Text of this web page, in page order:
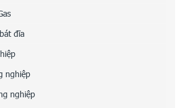
đĩa
nghiệp
nghiệp